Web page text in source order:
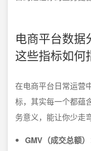
电商平台数据
这些指标如何
在电商平台日常运营
标，其实每一个都蕴
务意义，能让你少走
GMV（成交总额）